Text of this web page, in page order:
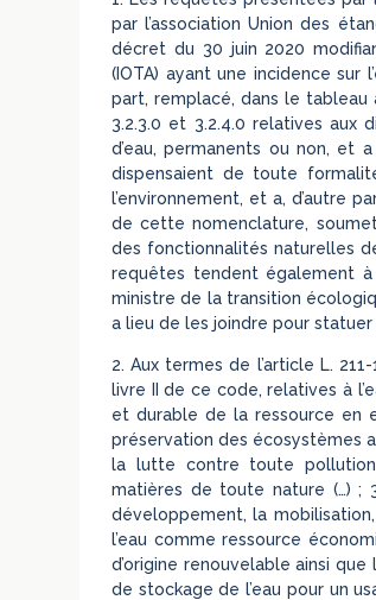
par l’association Union des
décret du 30 juin 2020
(IOTA) ayant une incidence sur
part, remplacé, dans le tableau
3.2.3.0 et 3.2.4.0 relatives aux
d’eau, permanents ou non, et
dispensaient de toute
l’environnement, et a, d’autre
de cette nomenclature,
des fonctionnalités naturelles
requêtes tendent également à
ministre de la transition
a lieu de les joindre pour
2. Aux termes de l’article L.
livre II de ce code, relatives à
et durable de la ressource en
préservation des écosystèmes
la lutte contre toute pollution
matières de toute nature (…) ;
développement, la
l’eau comme ressource
d’origine renouvelable ainsi
de stockage de l’eau pour un